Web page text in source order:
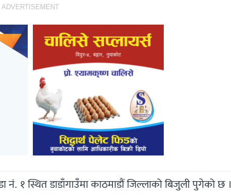
ADVERTISEMENT
१ स्थित डाडाँगाउँमा काठमाडौं जिल्लाको बिजुली पुगेको छ ।